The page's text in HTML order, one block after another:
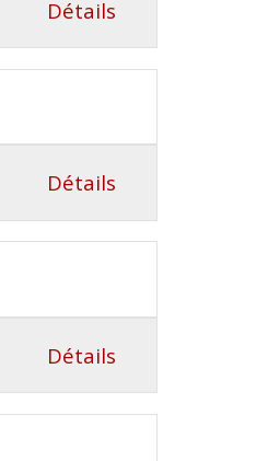
Détails
Détails
Détails